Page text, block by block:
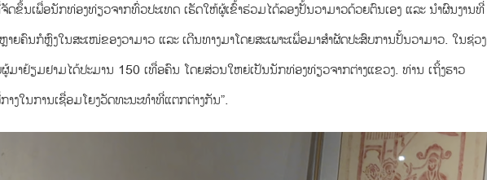
ຂຶ້ນເພື່ອນັກທ່ອງທ່ຽວຈາກທົ່ວປະເທດ ເຮັດໃຫ້ຜູ້ເຂົ້າຮ່ວມໄດ້ລອງປັ້ນວາມາວດ້ວຍຕົນເອງ ແລະ ນຳຜົນງານທີ່
ຍຄົນກໍຫຼົງໃນສະເໜ່ຂອງວາມາວ ແລະ ເດີນທາງມາໂດຍສະເພາະເພື່ອມາສຳຜັດປະສົບການປັ້ນວາມາວ. ໃນຊ່ວງ
ມາຢ້ຽມຢາມໄດ້ປະມານ 150 ເທື່ອຄົນ ໂດຍສ່ວນໃຫຍ່ເປັນນັກທ່ອງທ່ຽວຈາກຕ່າງແຂວງ. ທ່ານ ເຖິ້ງຮາວ
າງໃນການເຊື່ອມໂຍງວັດທະນະທຳທີ່ແຕກຕ່າງກັນ”.